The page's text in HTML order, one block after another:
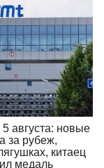
августа: новые
за рубеж,
китаец
медаль